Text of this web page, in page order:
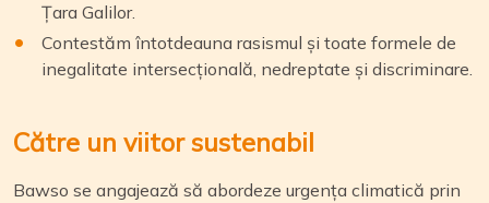
Țara Galilor.
Contestăm întotdeauna rasismul și toate formele de
inegalitate intersecțională, nedreptate și discriminare.
Către un viitor sustenabil
Bawso se angajează să abordeze urgența climatică prin